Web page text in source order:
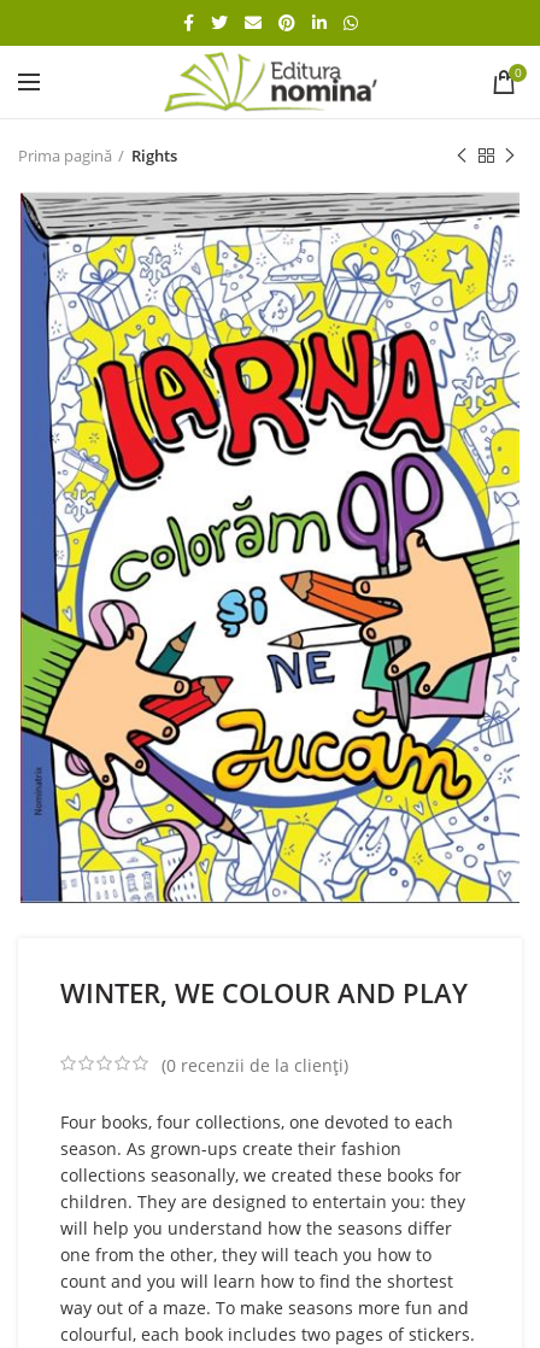
0
Prima pagină Rights
WINTER, WE COLOUR AND PLAY
(0 recenzii de la clienți)
Four books, four collections, one devoted to each
season. As grown-ups create their fashion
collections seasonally, we created these books for
children. They are designed to entertain you: they
will help you understand how the seasons differ
one from the other, they will teach you how to
count and you will learn how to find the shortest
way out of a maze. To make seasons more fun and
colourful, each book includes two pages of stickers.